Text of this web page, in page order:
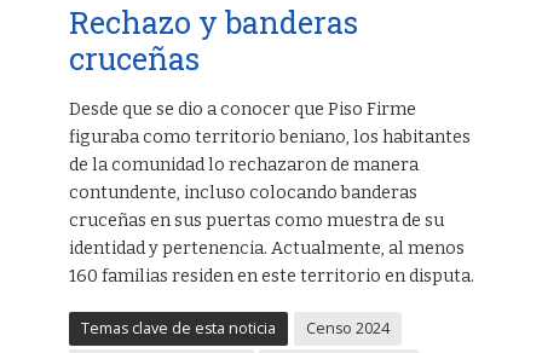
Rechazo y banderas
cruceñas
Desde que se dio a conocer que Piso Firme
figuraba como territorio beniano, los habitantes
de la comunidad lo rechazaron de manera
contundente, incluso colocando banderas
cruceñas en sus puertas como muestra de su
identidad y pertenencia. Actualmente, al menos
160 familias residen en este territorio en disputa.
Temas clave de esta noticia
Censo 2024